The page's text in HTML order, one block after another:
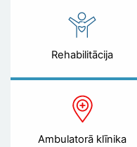
Rehabilitācija
Ambulatorā klīnika